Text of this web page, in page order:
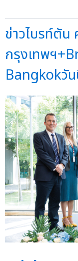
ข่าวไบรท์ตัน
กรุงเทพฯ
Bangkokวั